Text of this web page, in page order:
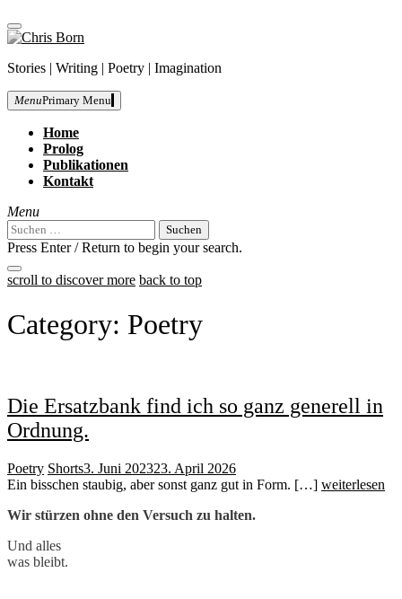
close
sidebar
Skip
content
Born
Stories | Writing | Poetry | Imagination
MenuPrimary Menu
Home
Prolog
Publikationen
Kontakt
Menu
Suchen
nach:
Press Enter / Return to begin your search.
close
search
open
open
scroll to discover more back to top
Category: Poetry
Die Ersatzbank find ich so ganz generell in
Ordnung.
Poetry Shorts3. Juni 202323. April 2026
Ein bisschen staubig, aber sonst ganz gut in Form. […] weiterlesen
Wir stürzen ohne den Versuch zu halten.
Und alles
was bleibt.